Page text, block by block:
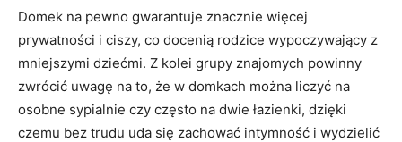
Domek na pewno gwarantuje znacznie więcej
prywatności i ciszy, co docenią rodzice wypoczywający z
mniejszymi dziećmi. Z kolei grupy znajomych powinny
zwrócić uwagę na to, że w domkach można liczyć na
osobne sypialnie czy często na dwie łazienki, dzięki
czemu bez trudu uda się zachować intymność i wydzielić